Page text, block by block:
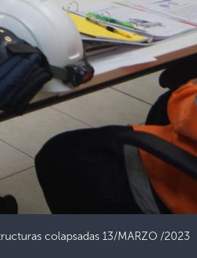
colapsadas 13/MARZO /2023